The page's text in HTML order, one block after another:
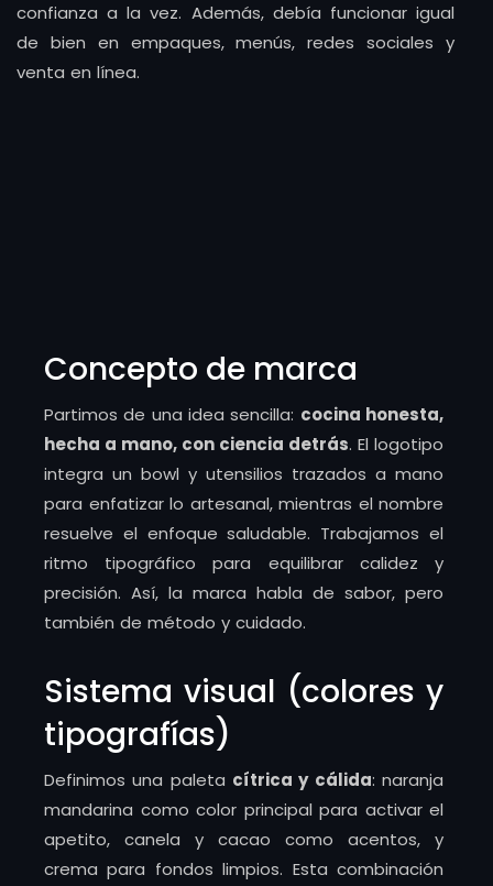
confianza a la vez. Además, debía funcionar igual
de bien en empaques, menús, redes sociales y
venta en línea.
Concepto de marca
Partimos de una idea sencilla: cocina honesta,
hecha a mano, con ciencia detrás. El logotipo
integra un bowl y utensilios trazados a mano
para enfatizar lo artesanal, mientras el nombre
resuelve el enfoque saludable. Trabajamos el
ritmo tipográfico para equilibrar calidez y
precisión. Así, la marca habla de sabor, pero
también de método y cuidado.
Sistema visual (colores y
tipografías)
Definimos una paleta cítrica y cálida: naranja
mandarina como color principal para activar el
apetito, canela y cacao como acentos, y
crema para fondos limpios. Esta combinación